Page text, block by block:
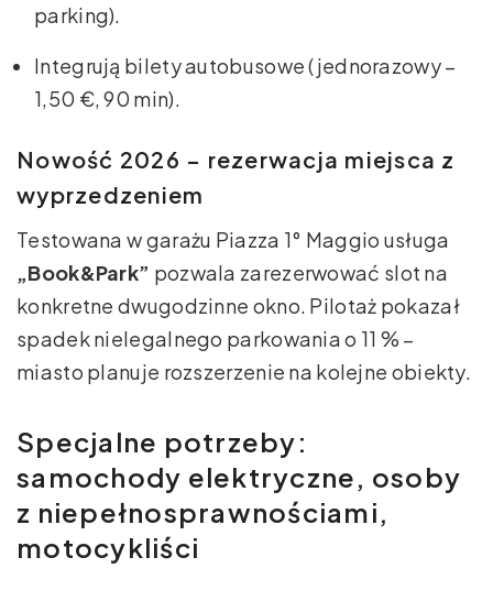
parking).
Integrują bilety autobusowe (jednorazowy –
1,50 €, 90 min).
Nowość 2026 – rezerwacja miejsca z
wyprzedzeniem
Testowana w garażu Piazza 1° Maggio usługa
„Book&Park” pozwala zarezerwować slot na
konkretne dwugodzinne okno. Pilotaż pokazał
spadek nielegalnego parkowania o 11 % –
miasto planuje rozszerzenie na kolejne obiekty.
Specjalne potrzeby:
samochody elektryczne, osoby
z niepełnosprawnościami,
motocykliści